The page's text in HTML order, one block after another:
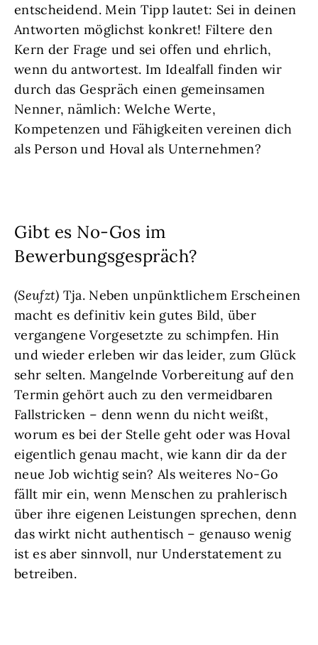
entscheidend. Mein Tipp lautet: Sei in deinen
Antworten möglichst konkret! Filtere den
Kern der Frage und sei offen und ehrlich,
wenn du antwortest. Im Idealfall finden wir
durch das Gespräch einen gemeinsamen
Nenner, nämlich: Welche Werte,
Kompetenzen und Fähigkeiten vereinen dich
als Person und Hoval als Unternehmen?
Gibt es No-Gos im
Bewerbungsgespräch?
(Seufzt) Tja. Neben unpünktlichem Erscheinen
macht es definitiv kein gutes Bild, über
vergangene Vorgesetzte zu schimpfen. Hin
und wieder erleben wir das leider, zum Glück
sehr selten. Mangelnde Vorbereitung auf den
Termin gehört auch zu den vermeidbaren
Fallstricken – denn wenn du nicht weißt,
worum es bei der Stelle geht oder was Hoval
eigentlich genau macht, wie kann dir da der
neue Job wichtig sein? Als weiteres No-Go
fällt mir ein, wenn Menschen zu prahlerisch
über ihre eigenen Leistungen sprechen, denn
das wirkt nicht authentisch – genauso wenig
ist es aber sinnvoll, nur Understatement zu
betreiben.